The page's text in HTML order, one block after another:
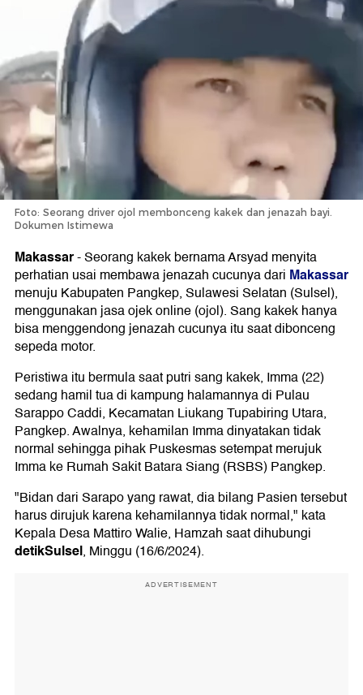
Foto: Seorang driver ojol membonceng kakek dan jenazah bayi.
Dokumen Istimewa
Makassar-Seorang kakek bernama Arsyad menyita
perhatian usai membawa jenazah cucunya dari Makassar
menuju Kabupaten Pangkep, Sulawesi Selatan (Sulsel),
menggunakan jasa ojek online (ojol). Sang kakek hanya
bisa menggendong jenazah cucunya itu saat dibonceng
sepeda motor.
Peristiwa itu bermula saat putri sang kakek, Imma (22)
sedang hamil tua di kampung halamannya di Pulau
Sarappo Caddi, Kecamatan Liukang Tupabiring Utara,
Pangkep. Awalnya, kehamilan Imma dinyatakan tidak
normal sehingga pihak Puskesmas setempat merujuk
Imma ke Rumah Sakit Batara Siang (RSBS) Pangkep.
"Bidan dari Sarapo yang rawat, dia bilang Pasien tersebut
harus dirujuk karena kehamilannya tidak normal," kata
Kepala Desa Mattiro Walie, Hamzah saat dihubungi
detikSulsel, Minggu (16/6/2024).
ADVERTISEMENT